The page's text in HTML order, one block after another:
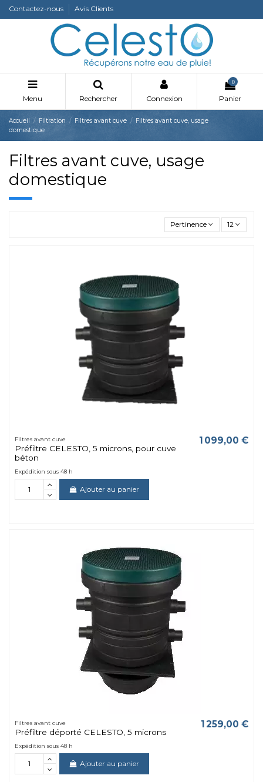
Contactez-nous Avis Clients
Menu Rechercher Connexion
0
Panier
Accueil Filtration Filtres avant cuve
Filtres avant cuve, usage
domestique
Filtres avant cuve, usage
domestique
Pertinence 12
Filtres avant cuve
Préfiltre CELESTO, 5 microns, pour cuve
béton
1 099,00 €
Expédition sous 48 h
Ajouter au panier
Filtres avant cuve
Préfiltre déporté CELESTO, 5 microns
1 259,00 €
Expédition sous 48 h
Ajouter au panier